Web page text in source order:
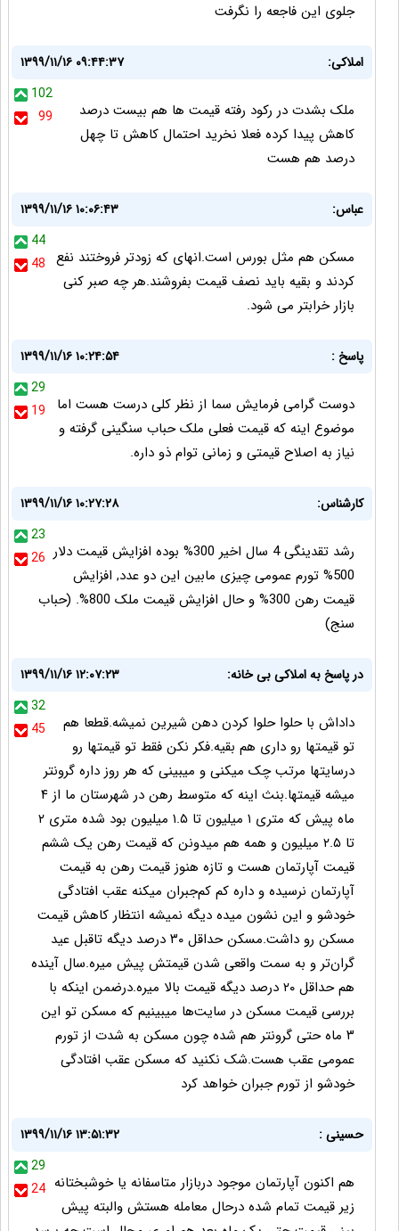
جلوی این فاجعه را نگرفت
املاکی:
۱۳۹۹/۱۱/۱۶ ۰۹:۴۴:۳۷
102
99
ملک بشدت در رکود رفته قیمت ها هم بیست درصد
کاهش پیدا کرده فعلا نخرید احتمال کاهش تا چهل
درصد هم هست
عباس:
۱۳۹۹/۱۱/۱۶ ۱۰:۰۶:۴۳
44
48 مسکن هم مثل بورس است.انهای که زودتر فروختند نفع
کردند و بقیه باید نصف قیمت بفروشند.هر چه صبر کنی
بازار خرابتر می شود.
پاسخ :
۱۳۹۹/۱۱/۱۶ ۱۰:۲۴:۵۴
29
19
دوست گرامی فرمایش سما از نظر کلی درست هست اما
موضوع اینه که قیمت فعلی ملک حباب سنگینی گرفته و
نیاز به اصلاح قیمتی و زمانی توام ذو داره.
کارشناس:
۱۳۹۹/۱۱/۱۶ ۱۰:۲۷:۲۸
23
26 رشد تقدینگی 4 سال اخیر 300% بوده افزایش قیمت دلار
500% تورم عمومی چیزی مابین این دو عدد, افزایش
قیمت رهن 300% و حال افزایش قیمت ملک 800%. (حباب
سنج)
در پاسخ به املاکی بی خانه:
۱۳۹۹/۱۱/۱۶ ۱۲:۰۷:۲۳
32
45
داداش با حلوا حلوا کردن دهن شیرین نمیشه.قطعا هم
تو قیمتها رو داری هم بقیه.فکر نکن فقط تو قیمتها رو
درسایتها مرتب چک میکنی و میبینی که هر روز داره گرونتر
میشه قیمتها.بنث اینه که متوسط رهن در شهرستان ما از ۴
ماه پیش که متری ۱ میلیون تا ۱.۵ میلیون بود شده متری ۲
تا ۲.۵ میلیون و همه هم میدونن که قیمت رهن یک ششم
قیمت آپارتمان هست و تازه هنوز قیمت رهن به قیمت
آپارتمان نرسیده و داره کم کم‌جبران میکنه عقب افتادگی
خودشو و این نشون میده دیگه نمیشه انتظار کاهش قیمت
مسکن رو داشت.مسکن حداقل ۳۰ درصد دیگه تاقبل عید
گران‌تر و به سمت واقعی شدن قیمتش پیش میره.سال آینده
هم حداقل ۲۰ درصد دیگه قیمت بالا میره.درضمن اینکه با
بررسی قیمت مسکن در سایت‌ها میبینیم که مسکن تو این
۳ ماه حتی گرونتر هم شده چون مسکن به شدت از تورم
عمومی عقب هست.شک نکنید که مسکن عقب افتادگی
خودشو از تورم جبران خواهد کرد
حسینی :
۱۳۹۹/۱۱/۱۶ ۱۳:۵۱:۳۲
29
24 هم اکنون آپارتمان موجود دربازار متاسفانه یا خوشبختانه
زیر قیمت تمام شده درحال معامله هستش والبته پیش